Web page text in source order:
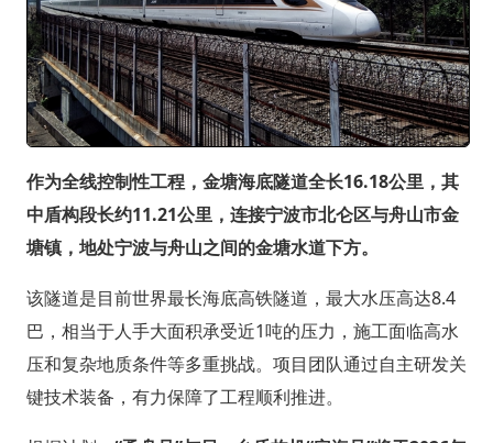
作为全线控制性工程，金塘海底隧道全长16.18公里，其
中盾构段长约11.21公里，连接宁波市北仑区与舟山市金
塘镇，地处宁波与舟山之间的金塘水道下方。
该隧道是目前世界最长海底高铁隧道，最大水压高达8.4
巴，相当于人手大面积承受近1吨的压力，施工面临高水
压和复杂地质条件等多重挑战。项目团队通过自主研发关
键技术装备，有力保障了工程顺利推进。